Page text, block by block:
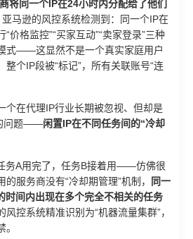
将同一个IP在24小时内分配给了他们
亚马逊的风控系统检测到：同一个IP在
价格监控”“买家互动”“卖家登录”三种
式——这显然不是一个真实家庭用户
整个IP段被“标记”，所有关联账号“连
个在代理IP行业长期被忽视、但却是
问题——闲置IP在不同任务间的“冷却
务A用完了，任务B接着用——仿佛很
服务商没有“冷却期管理”机制，
同一
时间内出现在多个完全不相关的任务
风控系统精准识别为“机器流量集群”，